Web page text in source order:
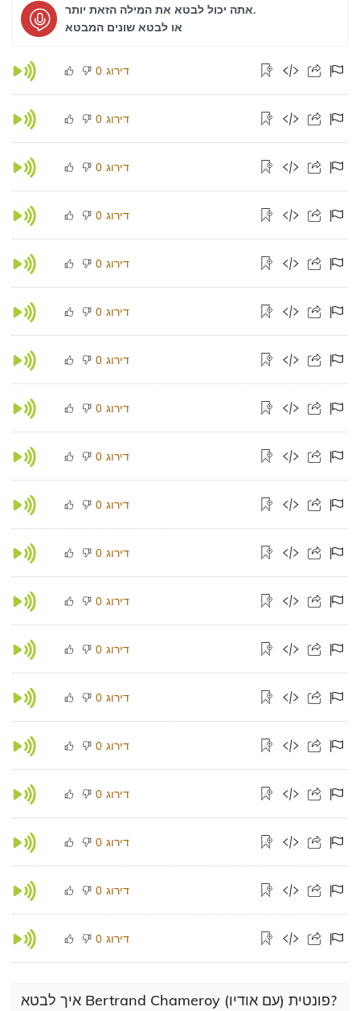
אתה יכול לבטא את המילה הזאת יותר.
או לבטא שונים המבטא
0 דירוג
0 דירוג
0 דירוג
0 דירוג
0 דירוג
0 דירוג
0 דירוג
0 דירוג
0 דירוג
0 דירוג
0 דירוג
0 דירוג
0 דירוג
0 דירוג
0 דירוג
0 דירוג
0 דירוג
0 דירוג
0 דירוג
איך לבטא Bertrand Chameroy פונטית (עם אודיו)?